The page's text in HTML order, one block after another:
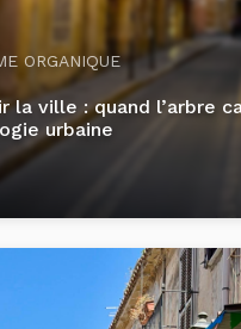
la ville : quand l’arbre
urbaine